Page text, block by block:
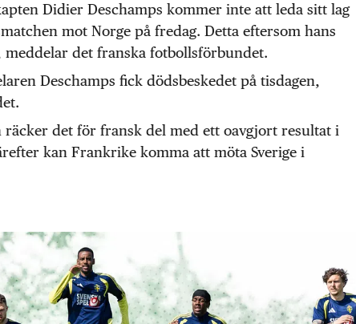
Didier Deschamps kommer inte att leda sitt lag
mot Norge på fredag. Detta eftersom hans
det franska fotbollsförbundet.
Deschamps fick dödsbeskedet på tisdagen,
det för fransk del med ett oavgjort resultat i
kan Frankrike komma att möta Sverige i